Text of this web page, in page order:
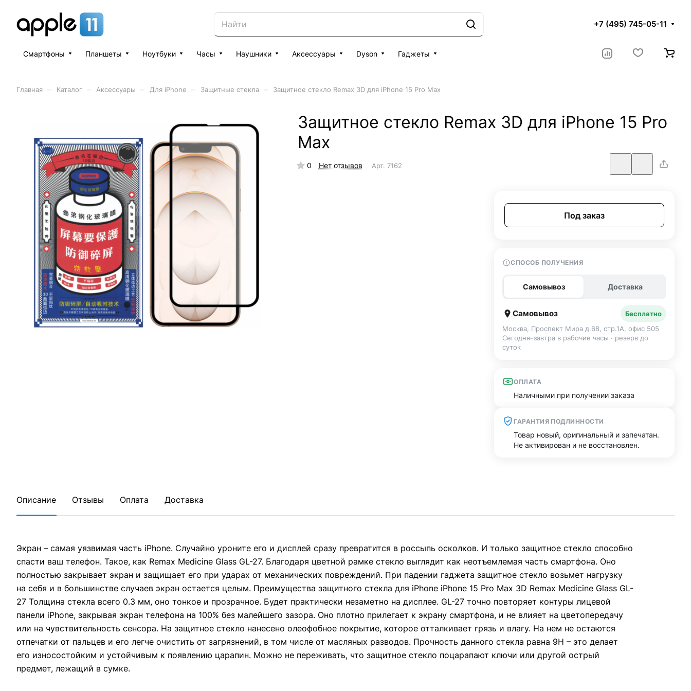
+7 (495) 745-05-11
Смартфоны Планшеты Ноутбуки Часы Наушники Аксессуары Dyson Гаджеты
Главная Каталог Аксессуары Для iPhone Защитные стекла Защитное стекло Remax 3D для iPhone 15 Pro Max
Защитное стекло Remax 3D для iPhone 15 Pro
Max
0 Нет отзывов Арт. 7162
Под заказ
СПОСОБ ПОЛУЧЕНИЯ
Самовывоз Доставка
Самовывоз
Бесплатно
Москва, Проспект Мира д.68, стр.1А, офис 505
Сегодня–завтра в рабочие часы · резерв до
суток
ОПЛАТА
Наличными при получении заказа
ГАРАНТИЯ ПОДЛИННОСТИ
Товар новый, оригинальный и запечатан.
Не активирован и не восстановлен.
Описание Отзывы Оплата Доставка
Экран – самая уязвимая часть iPhone. Случайно уроните его и дисплей сразу превратится в россыпь осколков. И только защитное стекло способно
спасти ваш телефон. Такое, как Remax Medicine Glass GL-27. Благодаря цветной рамке стекло выглядит как неотъемлемая часть смартфона. Оно
полностью закрывает экран и защищает его при ударах от механических повреждений. При падении гаджета защитное стекло возьмет нагрузку
на себя и в большинстве случаев экран остается целым. Преимущества защитного стекла для iPhone iPhone 15 Pro Max 3D Remax Medicine Glass GL-
27 Толщина стекла всего 0.3 мм, оно тонкое и прозрачное. Будет практически незаметно на дисплее. GL-27 точно повторяет контуры лицевой
панели iPhone, закрывая экран телефона на 100% без малейшего зазора. Оно плотно прилегает к экрану смартфона, и не влияет на цветопередачу
или на чувствительность сенсора. На защитное стекло нанесено олеофобное покрытие, которое отталкивает грязь и влагу. На нем не остаются
отпечатки от пальцев и его легче очистить от загрязнений, в том числе от масляных разводов. Прочность данного стекла равна 9H – это делает
его износостойким и устойчивым к появлению царапин. Можно не переживать, что защитное стекло поцарапают ключи или другой острый
предмет, лежащий в сумке.